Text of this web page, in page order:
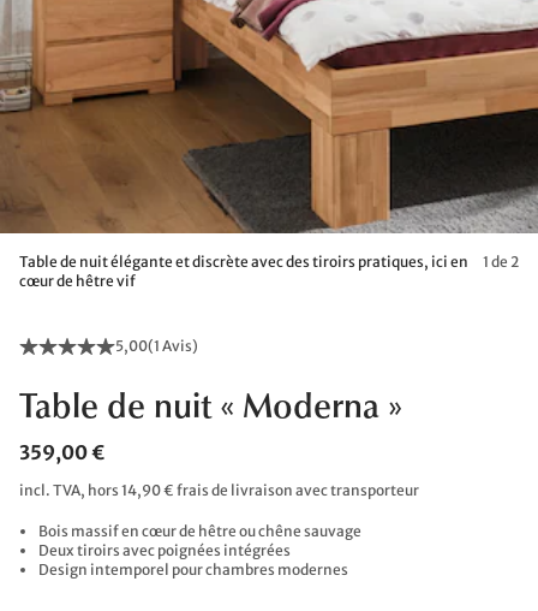
Table de nuit élégante et discrète avec des tiroirs pratiques, ici en
cœur de hêtre vif
1 de 2
5,00(1 Avis)
Table de nuit « Moderna »
359,00 €
incl. TVA, hors 14,90 € frais de livraison avec transporteur
Bois massif en cœur de hêtre ou chêne sauvage
Deux tiroirs avec poignées intégrées
Design intemporel pour chambres modernes